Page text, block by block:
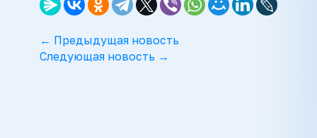
← Предыдущая новость
Следующая новость →